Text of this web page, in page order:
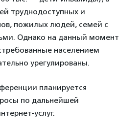
труднодоступных и
пожилых людей, семей с
Однако на данный момент
населением
урегулированы.
планируется
по дальнейшей
услуг.